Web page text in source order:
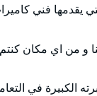
يقدمها فني
و من اي مكان
الكبيرة في